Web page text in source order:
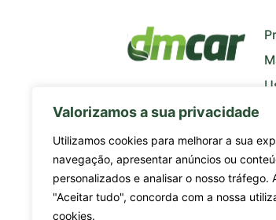
Valorizamos a sua privacidade
Utilizamos cookies para melhorar a sua
navegação, apresentar anúncios ou
personalizados e analisar o nosso tráfego.
"Aceitar tudo", concorda com a nossa
cookies.